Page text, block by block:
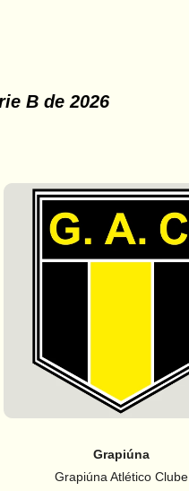
B de 2026
Grapiúna
Grapiúna Atlético Clube